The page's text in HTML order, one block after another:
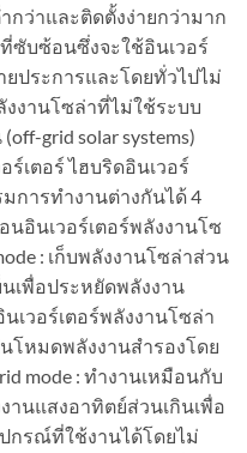
กว่าและติดตั้งง่ายกว่ามาก
ซับซ้อนซึ่งจะใช้อินเวอร์
ประการและโดยทั่วไปไม่
งานโซล่าที่ไม่ใช้ระบบ
grid solar systems)
เตอร์ ไฮบริดอินเวอร์
การทำงานต่างกันได้ 4
นอินเวอร์เตอร์พลังงานโซ
: เก็บพลังงานโซล่าส่วน
เพื่อประหยัดพลังงาน
เวอร์เตอร์พลังงานโซล่า
โหมดพลังงานสำรองโดย
mode : ทำงานเหมือนกับ
านแสงอาทิตย์ส่วนเกินเพื่อ
กรณ์ที่ใช้งานได้โดยไม่